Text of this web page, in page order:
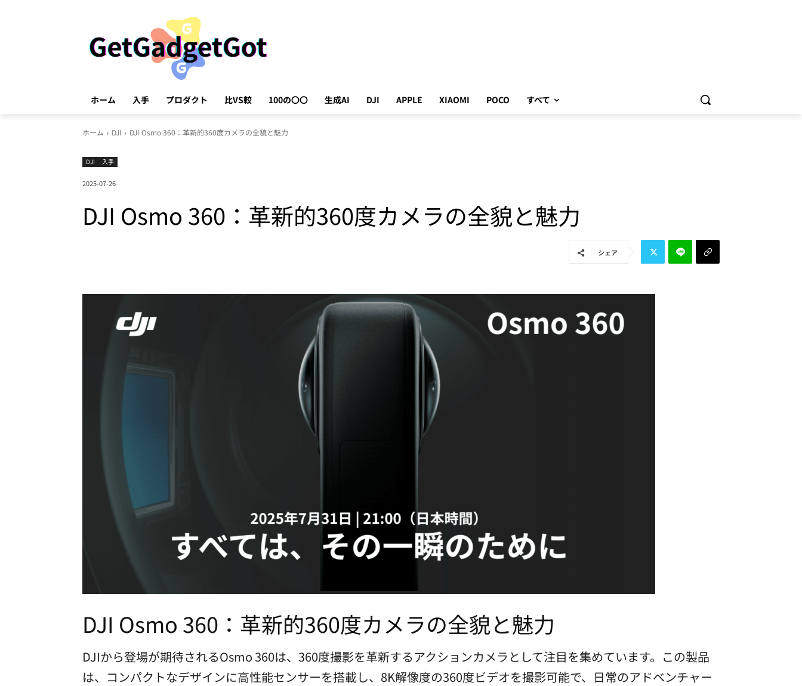
ホーム 入手 プロダクト 比VS較 100の〇〇 生成AI DJI APPLE XIAOMI POCO すべて
ホーム DJI DJI Osmo 360：革新的360度カメラの全貌と魅力
DJI 入手
2025-07-26
DJI Osmo 360：革新的360度カメラの全貌と魅力
シェア
DJI Osmo 360：革新的360度カメラの全貌と魅力
DJIから登場が期待されるOsmo 360は、360度撮影を革新するアクションカメラとして注目を集めています。この製品
は、コンパクトなデザインに高性能センサーを搭載し、8K解像度の360度ビデオを撮影可能で、日常のアドベンチャー